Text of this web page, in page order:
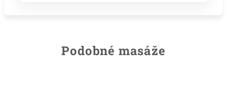
Podobné masáže